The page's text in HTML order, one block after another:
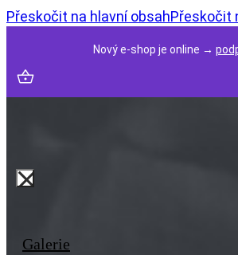
Přeskočit na hlavní obsahPřeskočit
Nový e-shop je online →
Galerie